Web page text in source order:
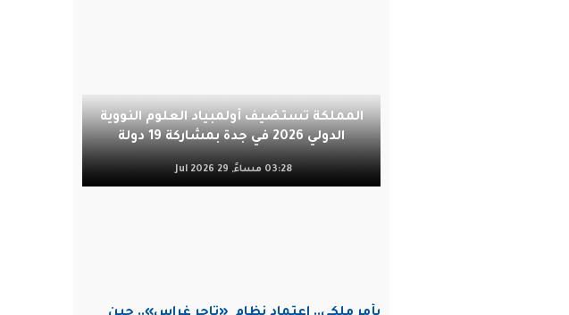
المملكة تستضيف أولمبياد العلوم النووية
الدولي 2026 في جدة بمشاركة 19 دولة
03:28 مساءً, 29 Jul 2026